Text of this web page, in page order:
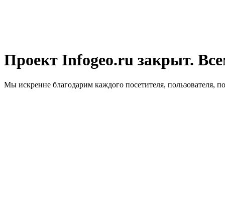
Проект Infogeo.ru закрыт.
Мы искренне благодарим каждого посетителя, пользователя,